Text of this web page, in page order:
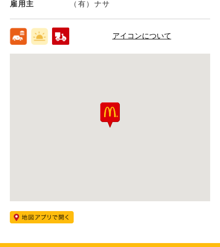
雇用主 （有）ナサ
アイコンについて